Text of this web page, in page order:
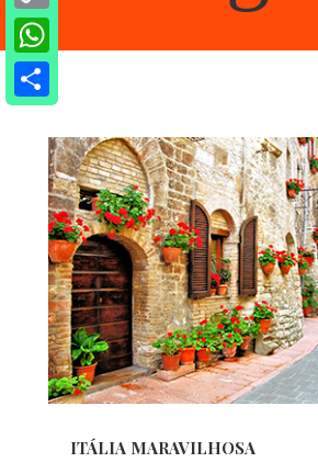
ITÁLIA MARAVILHOSA
Copy
Link
WhatsApp